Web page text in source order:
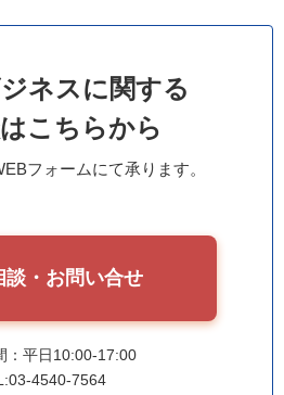
ネスに関する
こちらから
フォームにて承ります。
談・お問い合せ
：平日10:00-17:00
4540-7564